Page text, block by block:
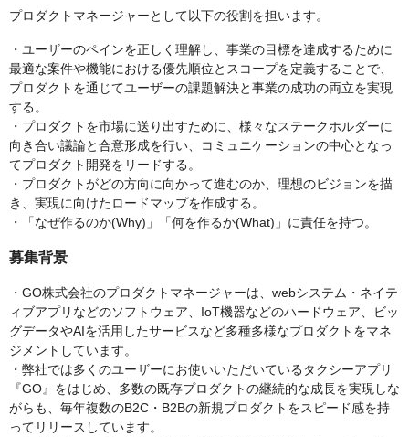
プロダクトマネージャーとして以下の役割を担います。
・ユーザーのペインを正しく理解し、事業の目標を達成するために
最適な案件や機能における優先順位とスコープを定義することで、
プロダクトを通じてユーザーの課題解決と事業の成功の両立を実現
する。
・プロダクトを市場に送り出すために、様々なステークホルダーに
向き合い議論と合意形成を行い、コミュニケーションの中心となっ
てプロダクト開発をリードする。
・プロダクトがどの方向に向かって進むのか、理想のビジョンを描
き、実現に向けたロードマップを作成する。
・「なぜ作るのか(Why)」「何を作るか(What)」に責任を持つ。
募集背景
・GO株式会社のプロダクトマネージャーは、webシステム・ネイテ
ィブアプリなどのソフトウェア、IoT機器などのハードウェア、ビッ
グデータやAIを活用したサービスなど多種多様なプロダクトをマネ
ジメントしています。
・弊社では多くのユーザーにお使いいただいているタクシーアプリ
『GO』をはじめ、多数の既存プロダクトの継続的な成長を実現しな
がらも、毎年複数のB2C・B2Bの新規プロダクトをスピード感を持
ってリリースしています。